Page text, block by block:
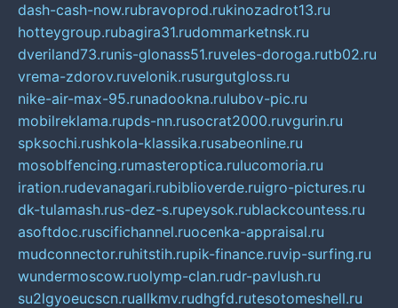
dash-cash-now.rubravoprod.rukinozadrot13.ru
hotteygroup.rubagira31.rudommarketnsk.ru
dveriland73.runis-glonass51.ruveles-doroga.rutb02.ru
vrema-zdorov.ruvelonik.rusurgutgloss.ru
nike-air-max-95.runadookna.rulubov-pic.ru
mobilreklama.rupds-nn.rusocrat2000.ruvgurin.ru
spksochi.rushkola-klassika.rusabeonline.ru
mosoblfencing.rumasteroptica.rulucomoria.ru
iration.rudevanagari.rubiblioverde.ruigro-pictures.ru
dk-tulamash.rus-dez-s.rupeysok.rublackcountess.ru
asoftdoc.ruscifichannel.ruocenka-appraisal.ru
mudconnector.ruhitstih.rupik-finance.ruvip-surfing.ru
wundermoscow.ruolymp-clan.rudr-pavlush.ru
su2lgyoeucscn.ruallkmv.rudhgfd.rutesotomeshell.ru